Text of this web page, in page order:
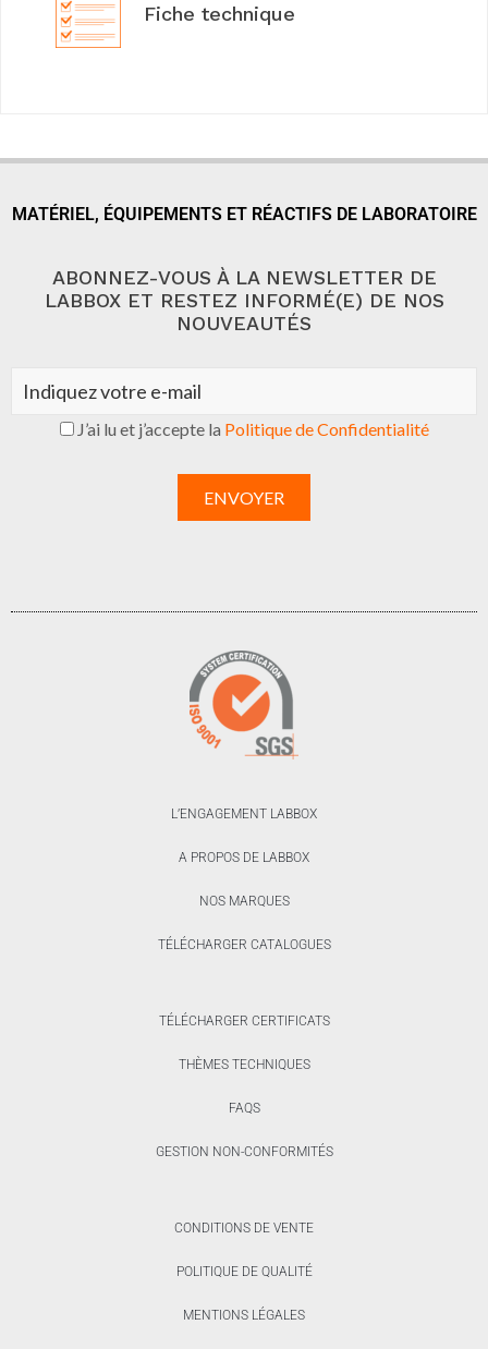
Fiche technique
MATÉRIEL, ÉQUIPEMENTS ET RÉACTIFS DE LABORATOIRE
ABONNEZ-VOUS À LA NEWSLETTER DE
LABBOX ET RESTEZ INFORMÉ(E) DE NOS
NOUVEAUTÉS
J’ai lu et j’accepte la Politique de Confidentialité
L’ENGAGEMENT LABBOX
A PROPOS DE LABBOX
NOS MARQUES
TÉLÉCHARGER CATALOGUES
TÉLÉCHARGER CERTIFICATS
THÈMES TECHNIQUES
FAQS
GESTION NON-CONFORMITÉS
CONDITIONS DE VENTE
POLITIQUE DE QUALITÉ
MENTIONS LÉGALES